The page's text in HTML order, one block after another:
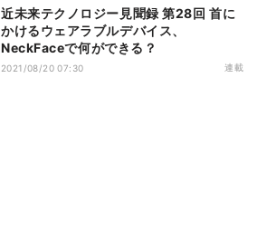
近未来テクノロジー見聞録 第28回 首に
かけるウェアラブルデバイス、
NeckFaceで何ができる？
2021/08/20 07:30 連載